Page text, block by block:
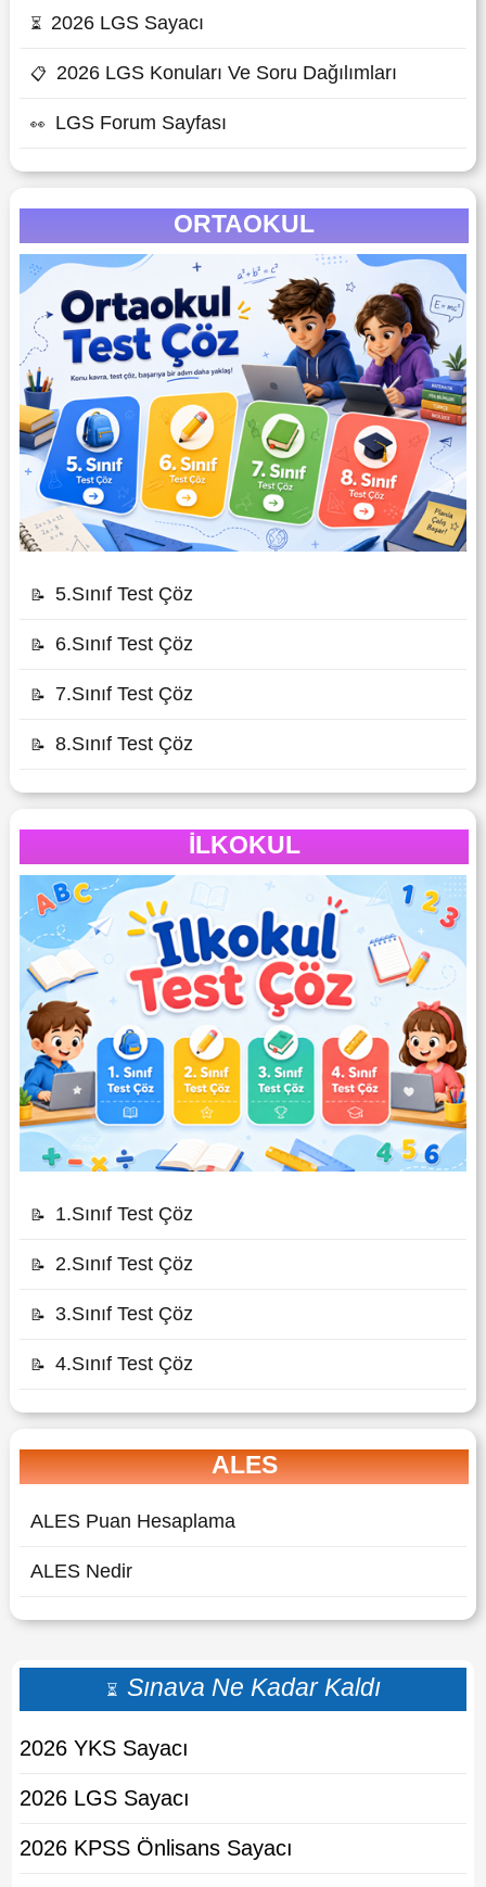
⏳ 2026 LGS Sayacı
📋 2026 LGS Konuları Ve Soru Dağılımları
👀 LGS Forum Sayfası
ORTAOKUL
📝 5.Sınıf Test Çöz
📝 6.Sınıf Test Çöz
📝 7.Sınıf Test Çöz
📝 8.Sınıf Test Çöz
İLKOKUL
📝 1.Sınıf Test Çöz
📝 2.Sınıf Test Çöz
📝 3.Sınıf Test Çöz
📝 4.Sınıf Test Çöz
ALES
ALES Puan Hesaplama
ALES Nedir
⏳ Sınava Ne Kadar Kaldı
2026 YKS Sayacı
2026 LGS Sayacı
2026 KPSS Önlisans Sayacı